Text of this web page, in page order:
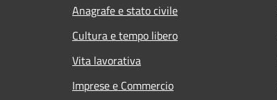
Anagrafe e stato civile
Cultura e tempo libero
Vita lavorativa
Imprese e Commercio